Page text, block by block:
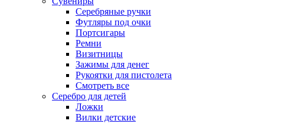
Серебряные ручки
Футляры под очки
Портсигары
Ремни
Визитницы
Зажимы для денег
Рукоятки для пистолета
Смотреть все
Серебро для детей
Ложки
Вилки детские